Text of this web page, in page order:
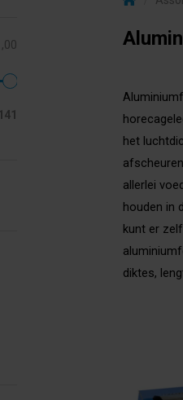
141
het
allerlei
houden in
kunt er
diktes,